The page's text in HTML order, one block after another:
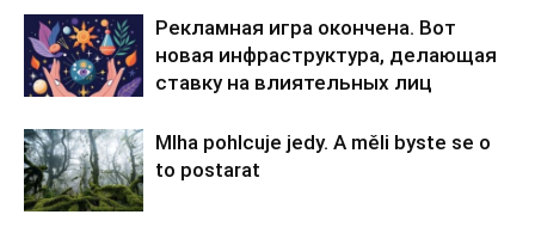
Рекламная игра окончена. Вот
новая инфраструктура, делающая
ставку на влиятельных лиц
Mlha pohlcuje jedy. A měli byste se o
to postarat